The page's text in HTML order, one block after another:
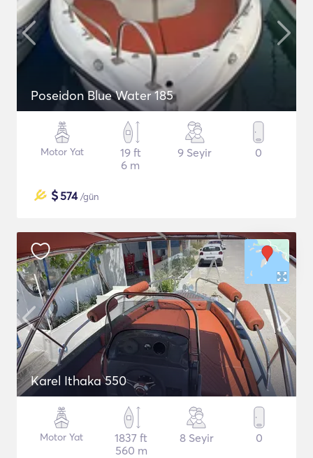
Poseidon Blue Water 185
Motor Yat
19 ft
6 m
9 Seyir 0
$574/gün
Karel Ithaka 550
Motor Yat
1837 ft
560 m
8 Seyir 0